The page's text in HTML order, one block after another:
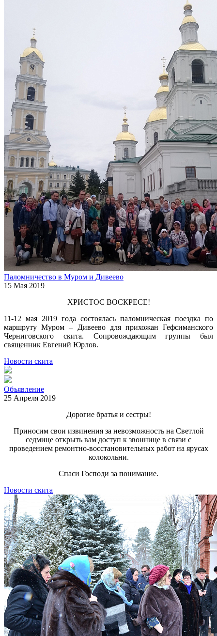
Паломничество в Муром и Дивеево
15 Мая 2019
ХРИСТОС ВОСКРЕСЕ!
11-12 мая 2019 года состоялась паломническая поездка по
маршруту Муром – Дивеево для прихожан Гефсиманского
Черниговского скита. Сопровождающим группы был
священник Евгений Юрлов.
Новости скита
Объявление
25 Апреля 2019
Дорогие братья и сестры!
Приносим свои извинения за невозможность на Светлой
седмице открыть вам доступ к звоннице в связи с
проведением ремонтно-восстановительных работ на ярусах
колокольни.
Спаси Господи за понимание.
Новости скита